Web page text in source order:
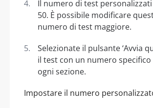
Il numero di test
50. È possibile modificare
numero di test maggiore.
Selezionate il pulsante ‘Avvia
il test con un numero
ogni sezione.
Impostare il numero